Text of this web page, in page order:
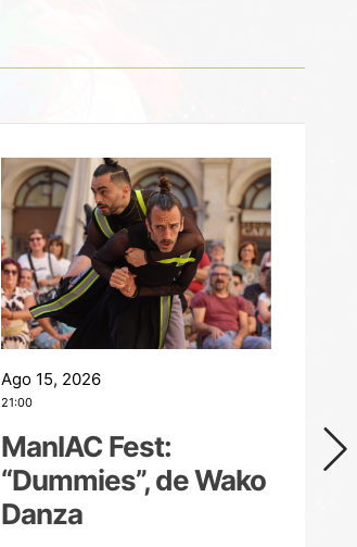
Ago 15, 2026
21:00
ManIAC Fest:
“Dummies”, de Wako
Danza